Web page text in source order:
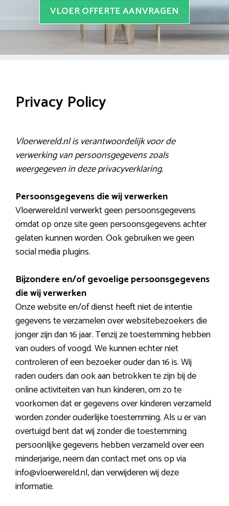
VLOER OFFERTE AANVRAGEN
Privacy Policy
Vloerwereld.nl is verantwoordelijk voor de
verwerking van persoonsgegevens zoals
weergegeven in deze privacyverklaring.
Persoonsgegevens die wij verwerken
Vloerwereld.nl verwerkt geen persoonsgegevens
omdat op onze site geen persoonsgegevens achter
gelaten kunnen worden. Ook gebruiken we geen
social media plugins.
Bijzondere en/of gevoelige persoonsgegevens
die wij verwerken
Onze website en/of dienst heeft niet de intentie
gegevens te verzamelen over websitebezoekers die
jonger zijn dan 16 jaar. Tenzij ze toestemming hebben
van ouders of voogd. We kunnen echter niet
controleren of een bezoeker ouder dan 16 is. Wij
raden ouders dan ook aan betrokken te zijn bij de
online activiteiten van hun kinderen, om zo te
voorkomen dat er gegevens over kinderen verzameld
worden zonder ouderlijke toestemming. Als u er van
overtuigd bent dat wij zonder die toestemming
persoonlijke gegevens hebben verzameld over een
minderjarige, neem dan contact met ons op via
info@vloerwereld.nl, dan verwijderen wij deze
informatie.